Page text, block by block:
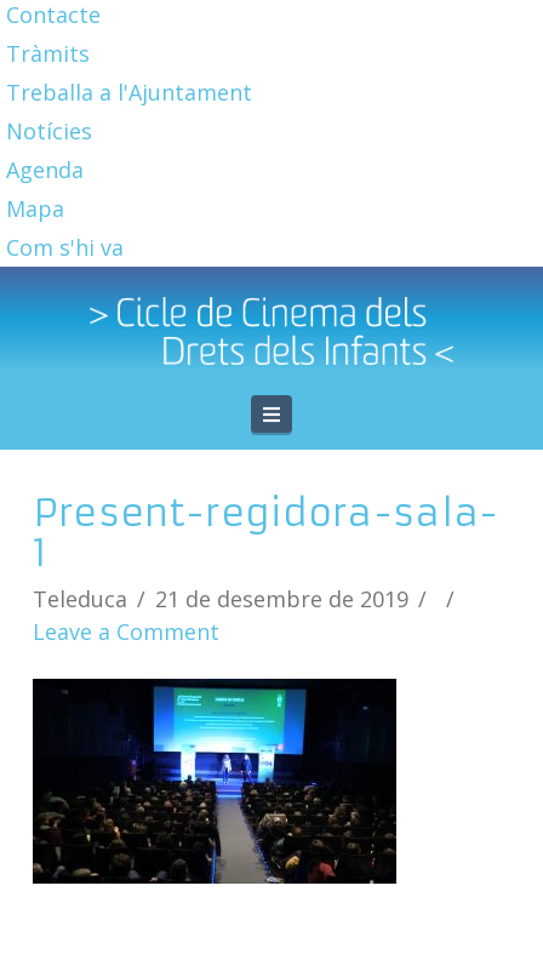
Contacte
Tràmits
Treballa a l'Ajuntament
Notícies
Agenda
Mapa
Com s'hi va
Navigation
Present-regidora-sala-
1
Teleduca
21 de desembre de 2019
Leave a Comment